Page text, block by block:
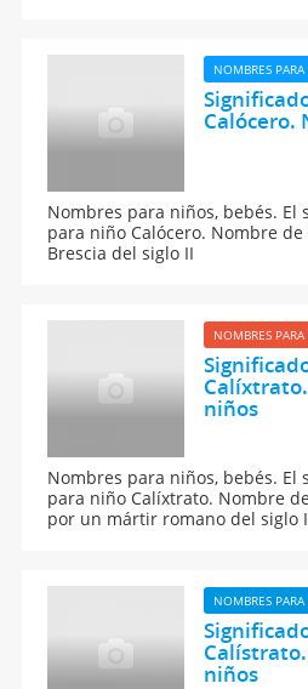
NOMBRES
Calócero.
Nombres para niños, bebés. El
para niño Calócero. Nombre
Brescia del siglo II
NOMBRES
niños
Nombres para niños, bebés. El
para niño Calíxtrato. Nombre
por un mártir romano del siglo
NOMBRES
niños